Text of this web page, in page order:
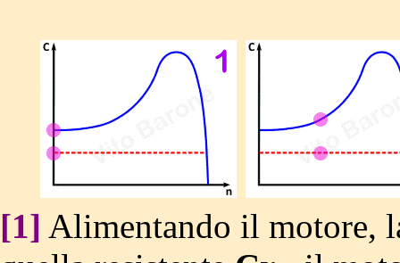
[1] Alimentando il motore,